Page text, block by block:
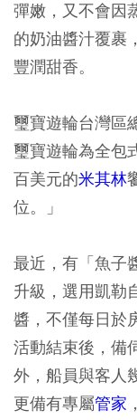
彈嫩，又不會因
的奶油醬汁覆裹
豐潤甜香。
璽寶遊輪台灣區
璽寶遊輪為全包
百美元的米其林
位。」
最近，有「魚子
升級，選用凱勒
醬，不僅每日於
活動結束後，備
外，船員與客人
更備有專屬管家